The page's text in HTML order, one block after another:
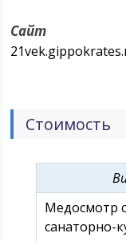
нашего центра
оснащение
операционными —
росту
«Гиппократ»
Сайт
Стоимость
Медосмотр
санаторно-